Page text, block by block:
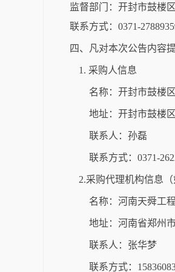
监督部门：开封市鼓楼
联系方式：0371-
四、凡对本次公告内容
1. 采购人信息
名称：开封市鼓楼
地址：开封市鼓楼
联系人：孙磊
联系方式：0371-
2.采购代理机构信息（
名称：河南天舜工
地址：河南省郑州
联系人：张华梦
联系方式：